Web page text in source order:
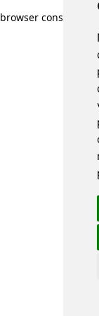
browser console for